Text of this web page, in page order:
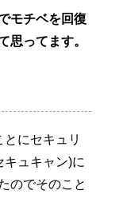
モチベを回復
思ってます。
にセキュリ
ュキャン)に
のでそのこと